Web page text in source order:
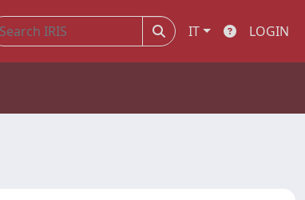
IT LOGIN